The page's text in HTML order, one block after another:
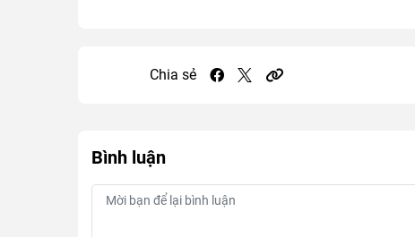
Chia sẻ
Bình luận